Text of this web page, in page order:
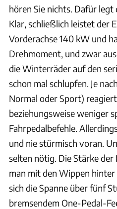
hören Sie nichts. Dafür
Klar, schließlich leistet der
Vorderachse 140 kW und
Drehmoment, und zwar
die Winterräder auf den
schon mal schlupfen. Je
Normal oder Sport)
beziehungsweise weniger
Fahrpedalbefehle.
und nie stürmisch voran.
selten nötig. Die Stärke
man mit den Wippen
sich die Spanne über fünf
bremsendem One-Pedal-